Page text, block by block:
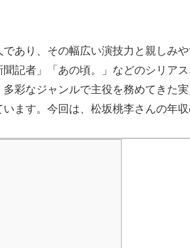
あり、その幅広い演技力と親しみ
記者」「あの頃。」などのシリア
彩なジャンルで主役を務めてきた
ます。今回は、松坂桃李さんの年